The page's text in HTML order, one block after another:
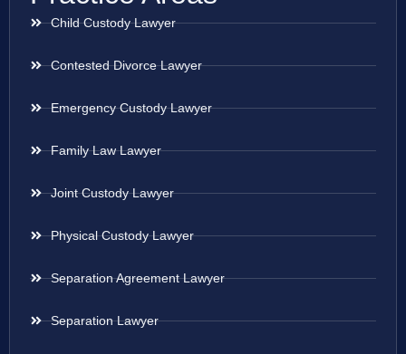
Child Custody Lawyer
Contested Divorce Lawyer
Emergency Custody Lawyer
Family Law Lawyer
Joint Custody Lawyer
Physical Custody Lawyer
Separation Agreement Lawyer
Separation Lawyer